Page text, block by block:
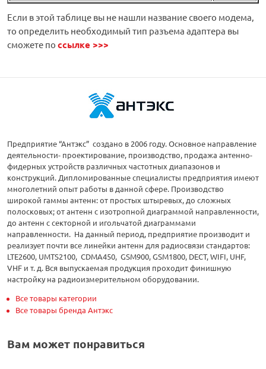
Если в этой таблице вы не нашли название своего модема,
то определить необходимый тип разъема адаптера вы
сможете по ссылке >>>
Предприятие “Антэкс” создано в 2006 году. Основное направление
деятельности- проектирование, производство, продажа антенно-
фидерных устройств различных частотных диапазонов и
конструкций. Дипломированные специалисты предприятия имеют
многолетний опыт работы в данной сфере. Производство
широкой гаммы антенн: от простых штыревых, до сложных
полосковых; от антенн с изотропной диаграммой направленности,
до антенн с секторной и игольчатой диаграммами
направленности. На данный период, предприятие производит и
реализует почти все линейки антенн для радиосвязи стандартов:
LTE2600, UMTS2100, CDMA450, GSM900, GSM1800, DECT, WIFI, UHF,
VHF и т. д. Вся выпускаемая продукция проходит финишную
настройку на радиоизмерительном оборудовании.
Все товары категории
Все товары бренда Антэкс
Вам может понравиться